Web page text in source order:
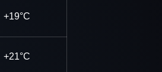
+19°C
+21°C